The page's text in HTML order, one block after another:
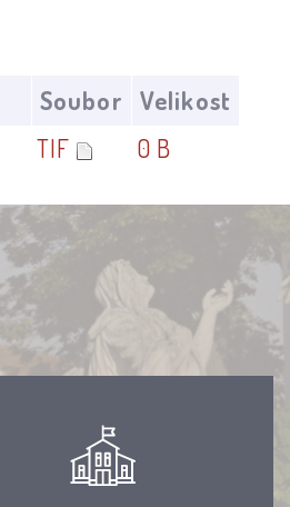
Soubor
Velikost
TIF 0 B